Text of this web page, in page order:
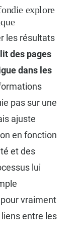
explore
les résultats
lit des pages
dans les
pas sur une
ajuste
en fonction
et des
lui
vraiment
entre les